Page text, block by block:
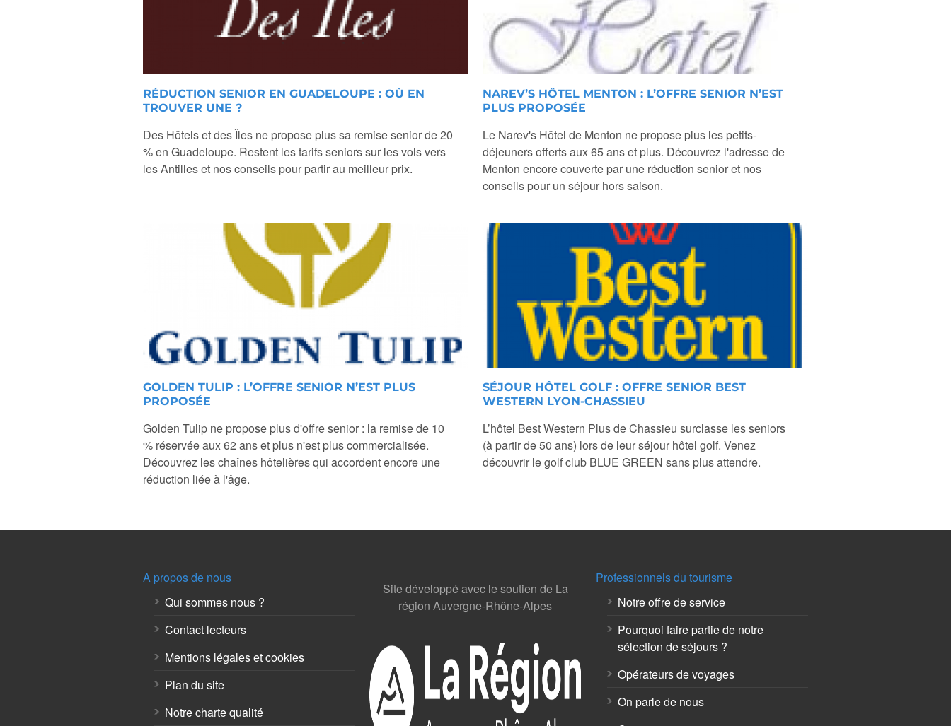
RÉDUCTION SENIOR EN GUADELOUPE : OÙ EN
TROUVER UNE ?
Des Hôtels et des Îles ne propose plus sa remise senior de 20
% en Guadeloupe. Restent les tarifs seniors sur les vols vers
les Antilles et nos conseils pour partir au meilleur prix.
NAREV’S HÔTEL MENTON : L’OFFRE SENIOR N’EST
PLUS PROPOSÉE
Le Narev's Hôtel de Menton ne propose plus les petits-
déjeuners offerts aux 65 ans et plus. Découvrez l'adresse de
Menton encore couverte par une réduction senior et nos
conseils pour un séjour hors saison.
GOLDEN TULIP : L’OFFRE SENIOR N’EST PLUS
PROPOSÉE
Golden Tulip ne propose plus d'offre senior : la remise de 10
% réservée aux 62 ans et plus n'est plus commercialisée.
Découvrez les chaînes hôtelières qui accordent encore une
réduction liée à l'âge.
SÉJOUR HÔTEL GOLF : OFFRE SENIOR BEST
WESTERN LYON-CHASSIEU
L’hôtel Best Western Plus de Chassieu surclasse les seniors
(à partir de 50 ans) lors de leur séjour hôtel golf. Venez
découvrir le golf club BLUE GREEN sans plus attendre.
A propos de nous
Qui sommes nous ?
Contact lecteurs
Mentions légales et cookies
Plan du site
Notre charte qualité
Site développé avec le soutien de La
région Auvergne-Rhône-Alpes
Professionnels du tourisme
Notre offre de service
Pourquoi faire partie de notre
sélection de séjours ?
Opérateurs de voyages
On parle de nous